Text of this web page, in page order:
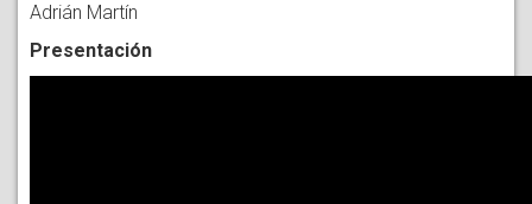
Adrián Martín
Presentación